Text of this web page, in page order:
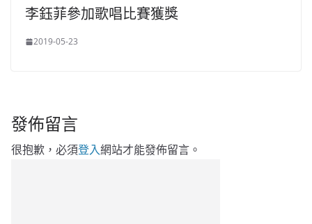
李鈺菲參加歌唱比賽獲獎
2019-05-23
發佈留言
很抱歉，必須登入網站才能發佈留言。